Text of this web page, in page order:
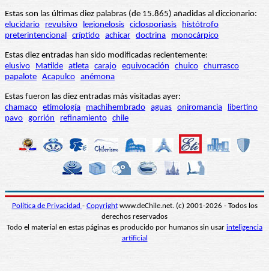
Estas son las últimas diez palabras (de 15.865) añadidas al diccionario:
elucidario
revulsivo legionelosis ciclosporiasis
histótrofo
preterintencional críptido achicar doctrina monocárpico
Estas diez entradas han sido modificadas recientemente:
elusivo
Matilde atleta carajo equivocación chuico churrasco
papalote Acapulco anémona
Estas fueron las diez entradas más visitadas ayer:
chamaco etimología machihembrado aguas oniromancia
libertino
pavo gorrión refinamiento chile
Política de Privacidad - Copyrightwww.deChile.net. (c) 2001-2026 - Todos los
derechos reservados
Todo el material en estas páginas es producido por humanos sin usar inteligencia
artificial